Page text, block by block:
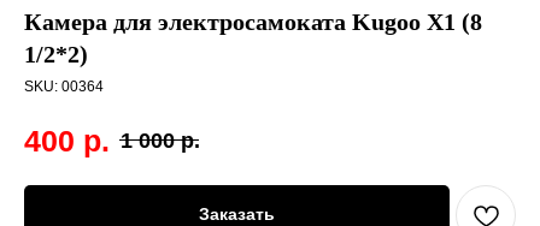
Камера для электросамоката Kugoo X1 (8
1/2*2)
SKU: 00364
400 р. 1 000 р.
Заказать